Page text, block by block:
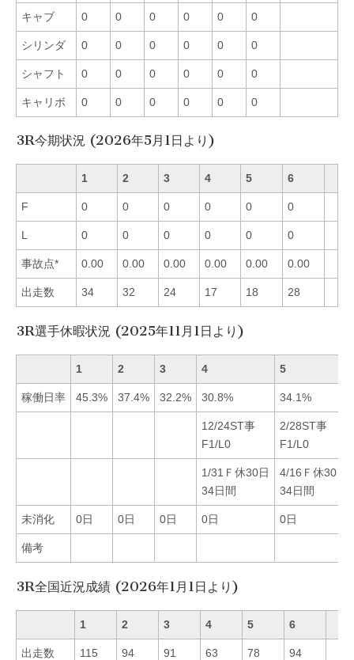
キャブ 0 0 0 0 0 0
シリンダ 0 0 0 0 0 0
シャフト 0 0 0 0 0 0
キャリボ 0 0 0 0 0 0
3R今期状況 (2026年5月1日より)
1 2 3 4 5 6
F 0 0 0 0 0 0
L 0 0 0 0 0 0
事故点* 0.00 0.00 0.00 0.00 0.00 0.00
出走数 34 32 24 17 18 28
3R選手休暇状況 (2025年11月1日より)
1 2 3 4 5
稼働日率 45.3% 37.4% 32.2% 30.8% 34.1%
12/24ST事
F1/L0
2/28ST事
F1/L0
1/31Ｆ休30日
34日間
4/16Ｆ休30日
34日間
未消化 0日 0日 0日 0日 0日
備考
3R全国近況成績 (2026年1月1日より)
1 2 3 4 5 6
出走数 115 94 91 63 78 94